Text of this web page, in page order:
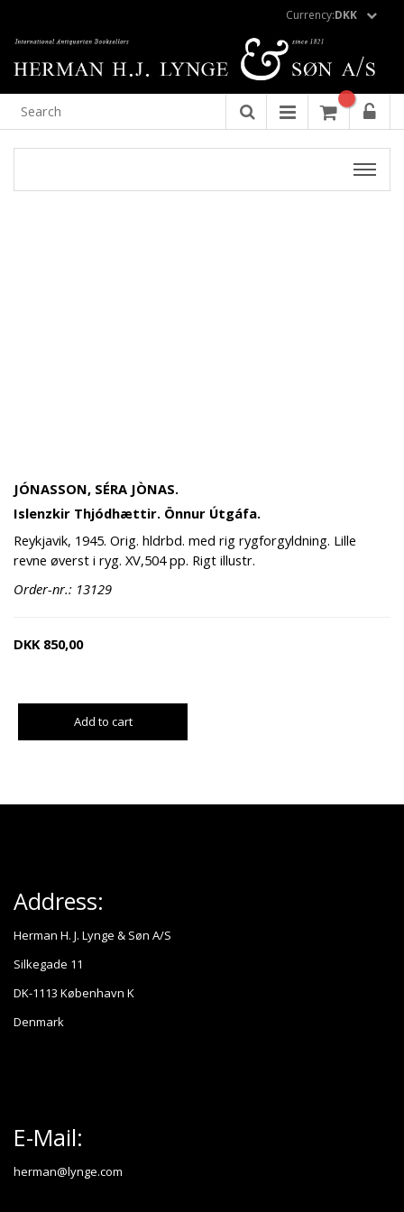
Currency:DKK
JÓNASSON, SÉRA JÒNAS.
Islenzkir Thjódhættir. Önnur Útgáfa.
Reykjavik, 1945. Orig. hldrbd. med rig rygforgyldning. Lille
revne øverst i ryg. XV,504 pp. Rigt illustr.
Order-nr.: 13129
DKK 850,00
Add to cart
Address:
Herman H. J. Lynge & Søn A/S
Silkegade 11
DK-1113 København K
Denmark
E-Mail:
herman@lynge.com